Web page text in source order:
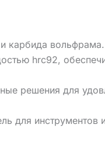
карбида вольфрама.
hrc92,
решения для
для инструментов